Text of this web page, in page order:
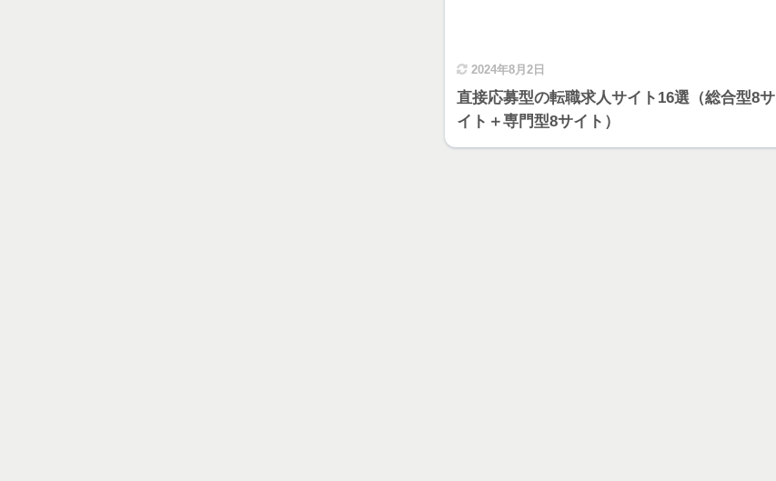
2024年8月2日
直接応募型の転職求人サイト16選（総合型8サ
イト＋専門型8サイト）